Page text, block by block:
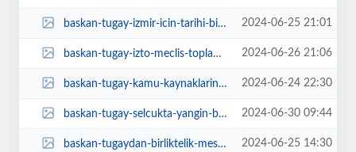
baskan-tugay-izmir-icin-tarihi-bir-gun-DSi4RyqL.jpg 2024-06-25 21:01
baskan-tugay-izto-meclis-toplantisina-katildi-bu-sehirdeki-canli-cansiz-tum-v... 2024-06-26 21:06
baskan-tugay-kamu-kaynaklarini-korumak-benim-gorevim-dr6pBFXQ.jpg 2024-06-24 22:30
baskan-tugay-selcukta-yangin-bolgesinde-incelemelerde-bulundu-AppGRYmG.jpg 2024-06-30 09:44
baskan-tugaydan-birliktelik-mesaji-dHTxvZ3x.jpg 2024-06-25 14:30